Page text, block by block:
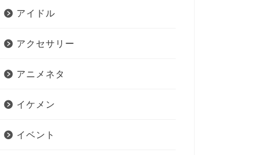
アイドル
アクセサリー
アニメネタ
イケメン
イベント